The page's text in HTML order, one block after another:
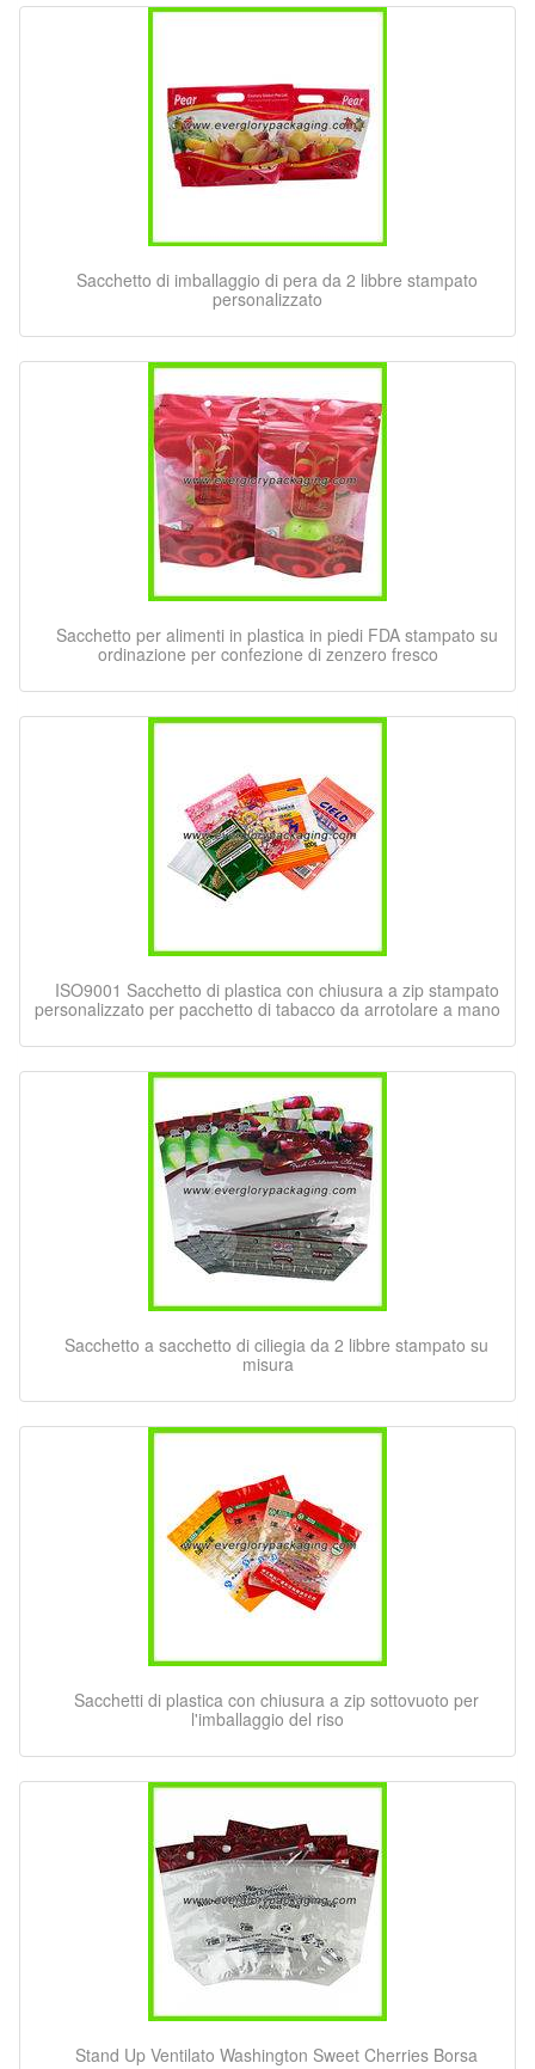
Sacchetto di imballaggio di pera da 2 libbre stampato
personalizzato
Sacchetto per alimenti in plastica in piedi FDA stampato su
ordinazione per confezione di zenzero fresco
ISO9001 Sacchetto di plastica con chiusura a zip stampato
personalizzato per pacchetto di tabacco da arrotolare a mano
Sacchetto a sacchetto di ciliegia da 2 libbre stampato su
misura
Sacchetti di plastica con chiusura a zip sottovuoto per
l'imballaggio del riso
Stand Up Ventilato Washington Sweet Cherries Borsa